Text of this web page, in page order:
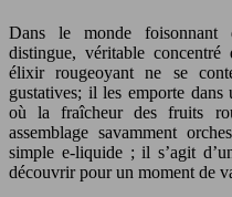
Dans le monde foisonnant
distingue, véritable
élixir rougeoyant ne se
gustatives; il les emporte dans
où la fraîcheur des fruits
assemblage savamment
simple e-liquide ; il s’agit
découvrir pour un moment de